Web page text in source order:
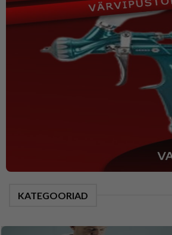
KATEGOORIAD